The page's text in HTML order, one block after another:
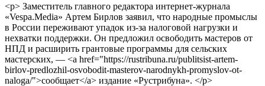
<p> Заместитель главного редактора интернет‑журнала
«Vespa.Media» Артем Бирлов заявил, что народные промыслы
в России переживают упадок из‑за налоговой нагрузки и
нехватки поддержки. Он предложил освободить мастеров от
НПД и расширить грантовые программы для сельских
мастерских, — <a href="https://rustribuna.ru/publitsist-artem-
birlov-predlozhil-osvobodit-masterov-narodnykh-promyslov-ot-
naloga/">сообщает</a> издание «Рустрибуна». </p>